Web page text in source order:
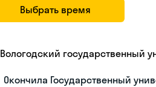
Выбрать время
Вологодский государственный
Окончила Государственный